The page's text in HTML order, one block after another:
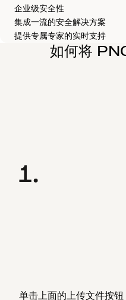
企业级安全性
集成一流的安全解决方案
提供专属专家的实时支持
如何将
单击上面的 上传文件按钮